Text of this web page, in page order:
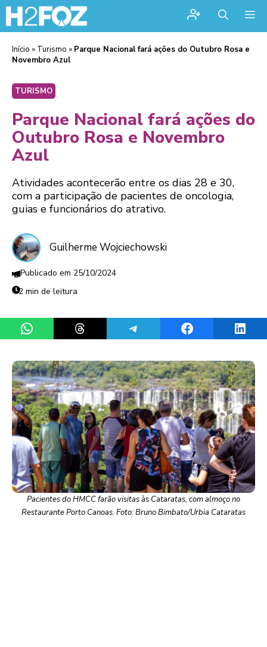
Início » Turismo » Parque Nacional fará ações do Outubro Rosa e
Novembro Azul
TURISMO
Parque Nacional fará ações do
Outubro Rosa e Novembro
Azul
Atividades acontecerão entre os dias 28 e 30,
com a participação de pacientes de oncologia,
guias e funcionários do atrativo.
Guilherme Wojciechowski
25/10/2024
2 min de leitura
Share on WhatsAppShare on ThreadsShare on TelegramShare on Facebook
Pacientes do HMCC farão visitas às Cataratas, com almoço no
Restaurante Porto Canoas. Foto: Bruno Bimbato/Urbia Cataratas